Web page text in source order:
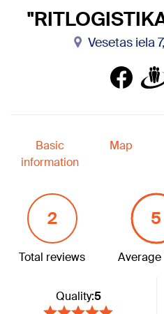
Vesetas iela
Basic
information
Map
2
Total reviews
5
Quality:5